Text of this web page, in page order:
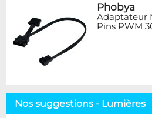
Phobya
Adaptateur
Pins PWM
Nos suggestions - Lumières